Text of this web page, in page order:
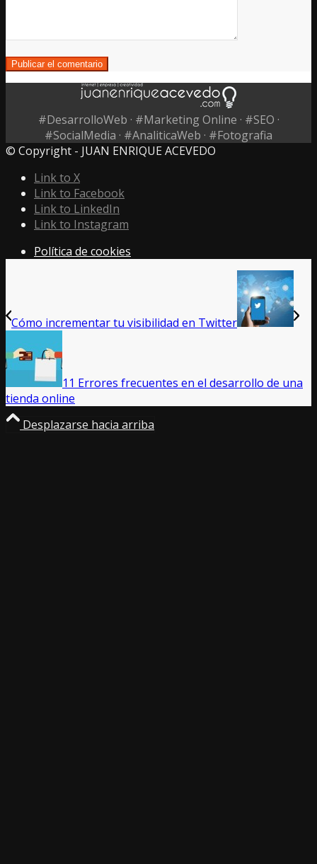
#DesarrolloWeb · #Marketing Online · #SEO ·
#SocialMedia · #AnaliticaWeb · #Fotografia
© Copyright - JUAN ENRIQUE ACEVEDO
Link to X
Link to Facebook
Link to LinkedIn
Link to Instagram
Política de cookies
Cómo incrementar tu visibilidad en Twitter
11 Errores frecuentes en el desarrollo de una
tienda online
Desplazarse hacia arriba